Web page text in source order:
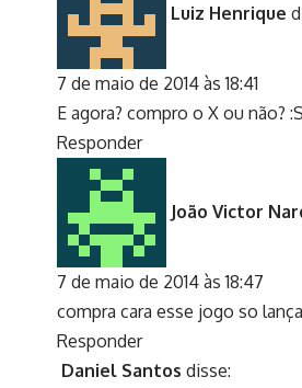
Luiz Henrique
7 de maio de 2014 às 18:41
E agora? compro o X ou não? :S
Responder
João Victor
7 de maio de 2014 às 18:47
compra cara esse jogo so
Responder
Daniel Santos disse: